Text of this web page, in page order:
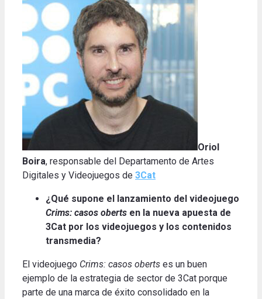
Oriol
Boira, responsable del Departamento de Artes
Digitales y Videojuegos de 3Cat
¿Qué supone el lanzamiento del videojuego
Crims: casos oberts en la nueva apuesta de
3Cat por los videojuegos y los contenidos
transmedia?
El videojuego Crims: casos oberts es un buen
ejemplo de la estrategia de sector de 3Cat porque
parte de una marca de éxito consolidado en la